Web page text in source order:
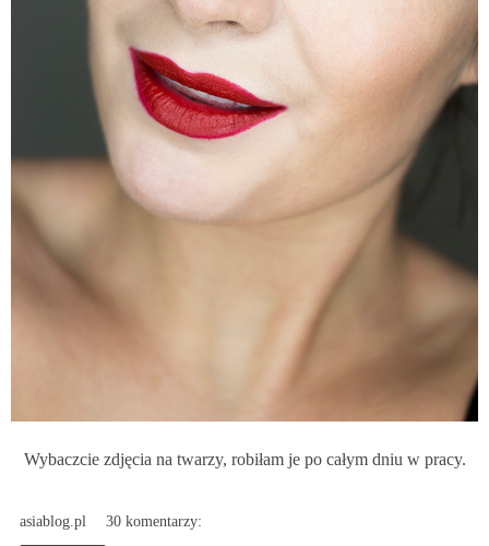
Wybaczcie zdjęcia na twarzy, robiłam je po całym dniu w pracy.
asiablog.pl 30 komentarzy: